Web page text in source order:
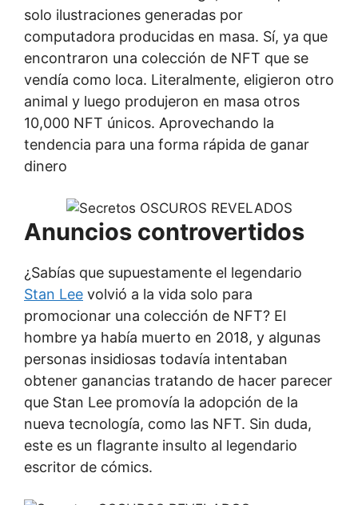
solo ilustraciones generadas por
computadora producidas en masa. Sí, ya que
encontraron una colección de NFT que se
vendía como loca. Literalmente, eligieron otro
animal y luego produjeron en masa otros
10,000 NFT únicos. Aprovechando la
tendencia para una forma rápida de ganar
dinero
Anuncios controvertidos
¿Sabías que supuestamente el legendario
Stan Lee volvió a la vida solo para
promocionar una colección de NFT? El
hombre ya había muerto en 2018, y algunas
personas insidiosas todavía intentaban
obtener ganancias tratando de hacer parecer
que Stan Lee promovía la adopción de la
nueva tecnología, como las NFT. Sin duda,
este es un flagrante insulto al legendario
escritor de cómics.